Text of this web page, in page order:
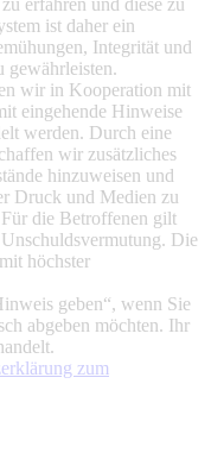
erfahren und diese zu
ist daher ein
Integrität und
gewährleisten.
wir in Kooperation mit
eingehende Hinweise
werden. Durch eine
wir zusätzliches
hinzuweisen und
Druck und Medien zu
die Betroffenen gilt
Die
höchster
geben“, wenn Sie
abgeben möchten. Ihr
zum